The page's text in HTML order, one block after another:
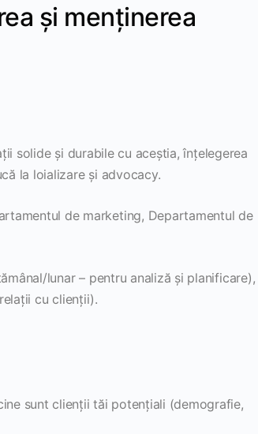
și menținerea
solide și durabile cu aceștia, înțelegerea
la loializare și advocacy.
de marketing, Departamentul de
lunar – pentru analiză și planificare),
cu clienții).
sunt clienții tăi potențiali (demografie,